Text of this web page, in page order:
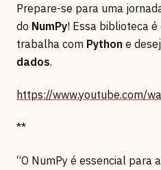
Prepare-se para uma
do NumPy! Essa biblioteca
trabalha com Python e
dados.
https://www.youtube.com/
**
“O NumPy é essencial para